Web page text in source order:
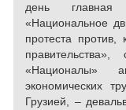
день главная
«Национальное
протеста против,
«Националы»
экономических
Грузией, –